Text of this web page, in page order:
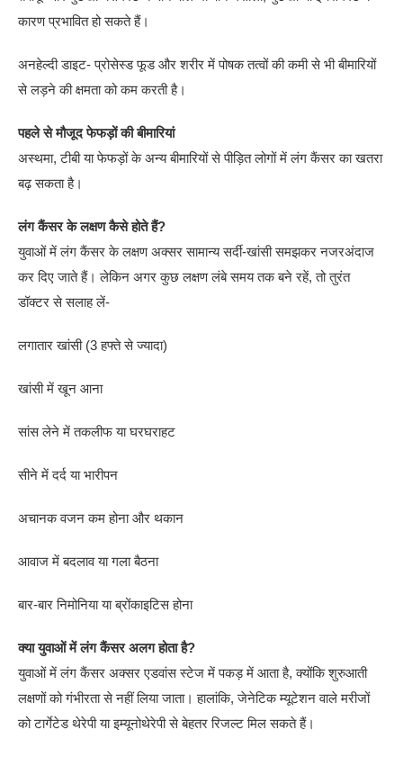
कारण प्रभावित हो सकते हैं।
अनहेल्दी डाइट- प्रोसेस्ड फूड और शरीर में पोषक तत्वों की कमी से भी बीमारियों
से लड़ने की क्षमता को कम करती है।
पहले से मौजूद फेफड़ों की बीमारियां
अस्थमा, टीबी या फेफड़ों के अन्य बीमारियों से पीड़ित लोगों में लंग कैंसर का खतरा
बढ़ सकता है।
लंग कैंसर के लक्षण कैसे होते हैं?
युवाओं में लंग कैंसर के लक्षण अक्सर सामान्य सर्दी-खांसी समझकर नजरअंदाज
कर दिए जाते हैं। लेकिन अगर कुछ लक्षण लंबे समय तक बने रहें, तो तुरंत
डॉक्टर से सलाह लें-
लगातार खांसी (3 हफ्ते से ज्यादा)
खांसी में खून आना
सांस लेने में तकलीफ या घरघराहट
सीने में दर्द या भारीपन
अचानक वजन कम होना और थकान
आवाज में बदलाव या गला बैठना
बार-बार निमोनिया या ब्रोंकाइटिस होना
क्या युवाओं में लंग कैंसर अलग होता है?
युवाओं में लंग कैंसर अक्सर एडवांस स्टेज में पकड़ में आता है, क्योंकि शुरुआती
लक्षणों को गंभीरता से नहीं लिया जाता। हालांकि, जेनेटिक म्यूटेशन वाले मरीजों
को टार्गेटेड थेरेपी या इम्यूनोथेरेपी से बेहतर रिजल्ट मिल सकते हैं।